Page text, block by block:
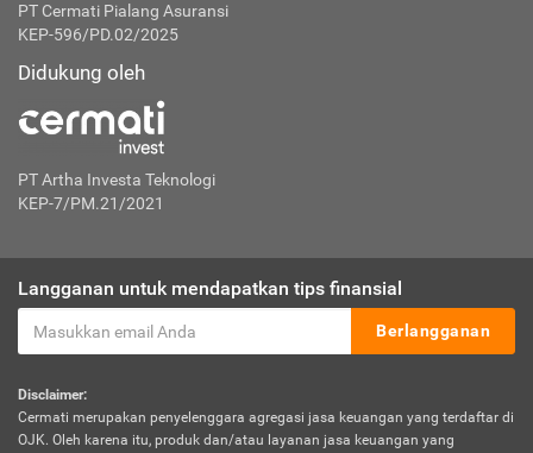
PT Cermati Pialang Asuransi
KEP-596/PD.02/2025
Didukung oleh
PT Artha Investa Teknologi
KEP-7/PM.21/2021
Langganan untuk mendapatkan tips finansial
Berlangganan
Disclaimer:
Cermati merupakan penyelenggara agregasi jasa keuangan yang terdaftar di
OJK. Oleh karena itu, produk dan/atau layanan jasa keuangan yang